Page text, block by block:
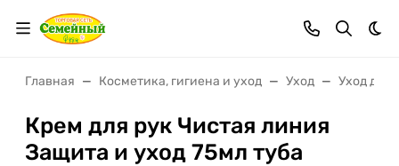
Главная Косметика, гигиена и уход Уход Уход для
Крем для рук Чистая линия
Защита и уход 75мл туба